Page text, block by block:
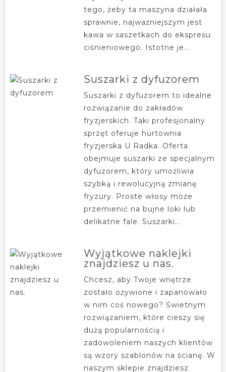
tego, żeby ta maszyna działała
sprawnie, najważniejszym jest
kawa w saszetkach do ekspresu
ciśnieniowego. Istotne je...
Suszarki z dyfuzorem
Suszarki z dyfuzorem to idealne
rozwiązanie do zakładów
fryzjerskich. Taki profesjonalny
sprzęt oferuje hurtownia
fryzjerska U Radka. Oferta
obejmuje suszarki ze specjalnym
dyfuzorem, który umożliwia
szybką i rewolucyjną zmianę
fryzury. Proste włosy może
przemienić na bujne loki lub
delikatne fale. Suszarki...
Wyjątkowe naklejki
znajdziesz u nas.
Chcesz, aby Twoje wnętrze
zostało ożywione i zapanowało
w nim coś nowego? Świetnym
rozwiązaniem, które cieszy się
dużą popularnością i
zadowoleniem naszych klientów
są wzory szablonów na ścianę. W
naszym sklepie znajdziesz